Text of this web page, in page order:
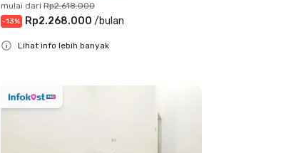
mulai dari Rp2.618.000
-13% Rp2.268.000 /bulan
Lihat info lebih banyak